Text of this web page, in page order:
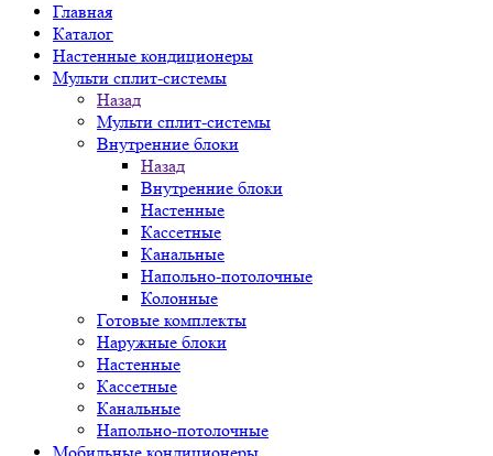
Главная
Каталог
Настенные кондиционеры
Мульти сплит-системы
Назад
Мульти сплит-системы
Внутренние блоки
Назад
Внутренние блоки
Настенные
Кассетные
Канальные
Напольно-потолочные
Колонные
Готовые комплекты
Наружные блоки
Настенные
Кассетные
Канальные
Напольно-потолочные